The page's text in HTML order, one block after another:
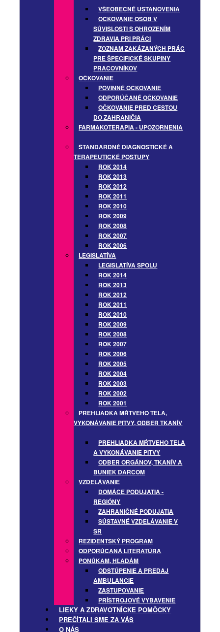
VŠEOBECNÉ USTANOVENIA
OČKOVANIE OSÔB V
SÚVISLOSTI S OHROZENÍM
ZDRAVIA PRI PRÁCI
ZOZNAM ZAKÁZANÝCH PRÁC
PRE ŠPECIFICKÉ SKUPINY
PRACOVNÍKOV
OČKOVANIE
POVINNÉ OČKOVANIE
ODPORÚČANÉ OČKOVANIE
OČKOVANIE PRED CESTOU
DO ZAHRANIČIA
FARMAKOTERAPIA - UPOZORNENIA
ŠTANDARDNÉ DIAGNOSTICKÉ A
TERAPEUTICKÉ POSTUPY
ROK 2014
ROK 2013
ROK 2012
ROK 2011
ROK 2010
ROK 2009
ROK 2008
ROK 2007
ROK 2006
LEGISLATÍVA
LEGISLATÍVA SPOLU
ROK 2014
ROK 2013
ROK 2012
ROK 2011
ROK 2010
ROK 2009
ROK 2008
ROK 2007
ROK 2006
ROK 2005
ROK 2004
ROK 2003
ROK 2002
ROK 2001
PREHLIADKA MŔTVEHO TELA,
VYKONÁVANIE PITVY, ODBER TKANÍV
PREHLIADKA MŔTVEHO TELA
A VYKONÁVANIE PITVY
ODBER ORGÁNOV, TKANÍV A
BUNIEK DARCOM
VZDELÁVANIE
DOMÁCE PODUJATIA -
REGIÓNY
ZAHRANIČNÉ PODUJATIA
SÚSTAVNÉ VZDELÁVANIE V
SR
REZIDENTSKÝ PROGRAM
ODPORÚČANÁ LITERATÚRA
PONÚKAM, HĽADÁM
ODSTÚPENIE A PREDAJ
AMBULANCIE
ZASTUPOVANIE
PRÍSTROJOVÉ VYBAVENIE
LIEKY A ZDRAVOTNÍCKE POMÔCKY
PREČÍTALI SME ZA VÁS
O NÁS